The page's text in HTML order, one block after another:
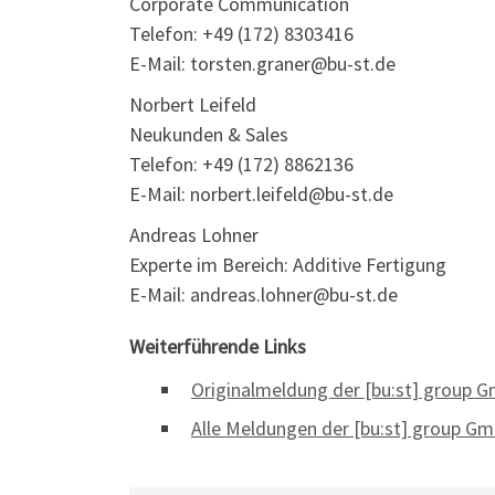
Telefon: +49 (172) 8303416
E-Mail: torsten.graner@bu-st.de
Norbert Leifeld
Neukunden & Sales
Telefon: +49 (172) 8862136
E-Mail: norbert.leifeld@bu-st.de
Andreas Lohner
Experte im Bereich: Additive Fertigung
E-Mail: andreas.lohner@bu-st.de
Weiterführende Links
Originalmeldung der [bu:st] group
Alle Meldungen der [bu:st] group